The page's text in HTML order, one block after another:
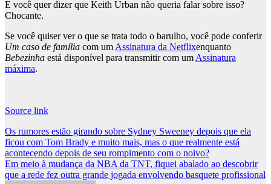
E você quer dizer que Keith Urban não queria falar sobre isso?
Chocante.
Se você quiser ver o que se trata todo o barulho, você pode conferir
Um caso de família com umAssinatura da Netflixenquanto
Bebezinha está disponível para transmitir com umAssinatura
máxima.
Source link
Post
navigation
Os rumores estão girando sobre Sydney Sweeney depois que ela
ficou com Tom Brady e muito mais, mas o que realmente está
acontecendo depois de seu rompimento com o noivo?
Em meio à mudança da NBA da TNT, fiquei abalado ao descobrir
que a rede fez outra grande jogada envolvendo basquete profissional